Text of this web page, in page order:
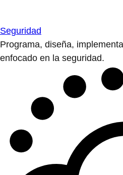
Seguridad
Programa, diseña,
enfocado en la seguridad.